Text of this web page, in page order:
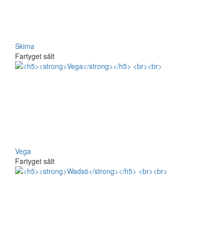
Skima
Fartyget sålt
Vega
Fartyget sålt